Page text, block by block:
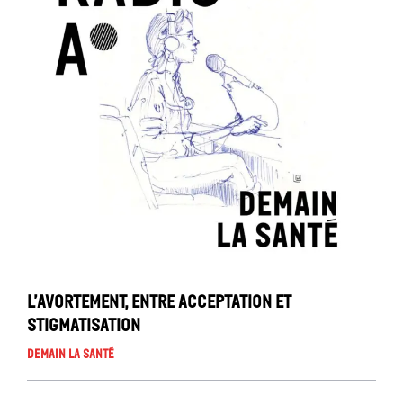
L’avortement, entre acceptation et
stigmatisation
Demain la santé